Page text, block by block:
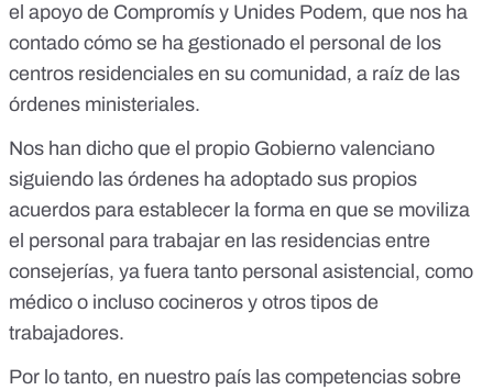
el apoyo de Compromís y Unides Podem, que nos ha
contado cómo se ha gestionado el personal de los
centros residenciales en su comunidad, a raíz de las
órdenes ministeriales.
Nos han dicho que el propio Gobierno valenciano
siguiendo las órdenes ha adoptado sus propios
acuerdos para establecer la forma en que se moviliza
el personal para trabajar en las residencias entre
consejerías, ya fuera tanto personal asistencial, como
médico o incluso cocineros y otros tipos de
trabajadores.
Por lo tanto, en nuestro país las competencias sobre